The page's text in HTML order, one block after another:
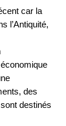
car la
l’Antiquité,
des
destinés